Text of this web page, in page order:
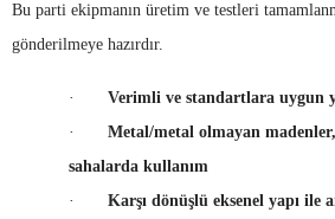
Bu parti ekipmanın üretim ve testleri
gönderilmeye hazırdır.
·
Verimli ve standartlara uygun
·
Metal/metal olmayan
sahalarda kullanım
·
Karşı dönüşlü eksenel yapı ile